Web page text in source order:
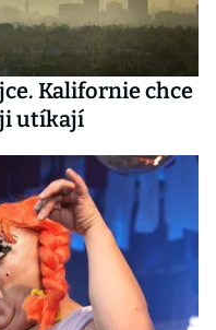
Kalifornie chce
utíkají